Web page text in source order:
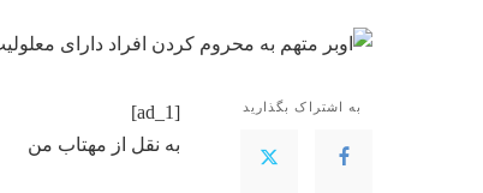
به اشتراک بگذارید
[ad_1]
به نقل از مهتاب من